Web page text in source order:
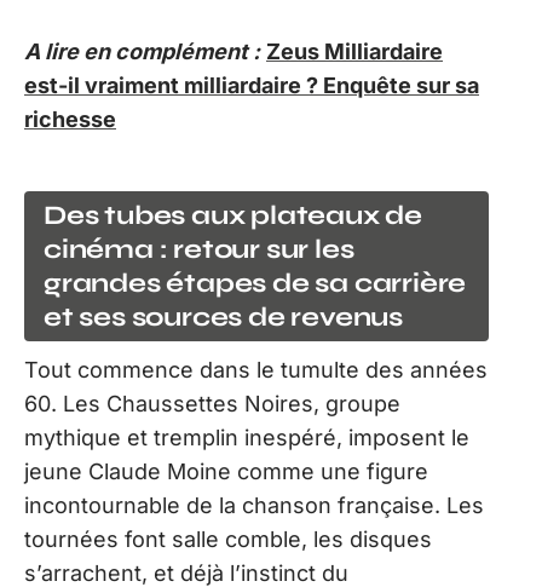
A lire en complément : Zeus Milliardaire
est-il vraiment milliardaire ? Enquête sur sa
richesse
Des tubes aux plateaux de
cinéma : retour sur les
grandes étapes de sa carrière
et ses sources de revenus
Tout commence dans le tumulte des années
60. Les Chaussettes Noires, groupe
mythique et tremplin inespéré, imposent le
jeune Claude Moine comme une figure
incontournable de la chanson française. Les
tournées font salle comble, les disques
s’arrachent, et déjà l’instinct du